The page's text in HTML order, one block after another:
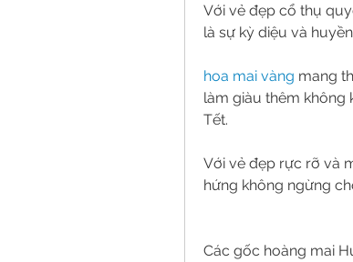
Với vẻ đẹp cổ thụ
là sự kỳ diệu và
hoa mai vàng mang
làm giàu thêm không
Tết.
Với vẻ đẹp rực rỡ và
hứng không ngừng
Các gốc hoàng mai